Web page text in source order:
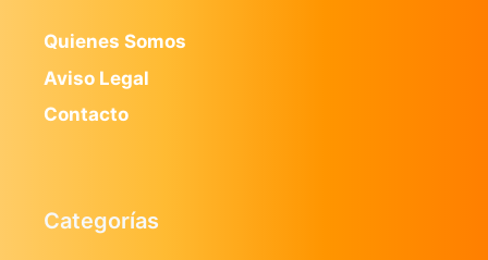
Quienes Somos
Aviso Legal
Contacto
Categorías